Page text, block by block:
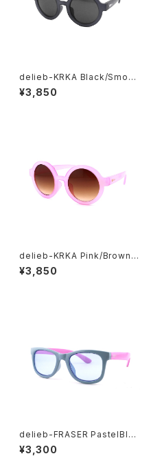
delieb-KRKA Black/Smoke
- KIDSsize
¥3,850
delieb-KRKA Pink/Brownh
alf- KIDSsize
¥3,850
delieb-FRASER PastelBlue
Pink/Lightsmoke- KIDSsi
ze
¥3,300